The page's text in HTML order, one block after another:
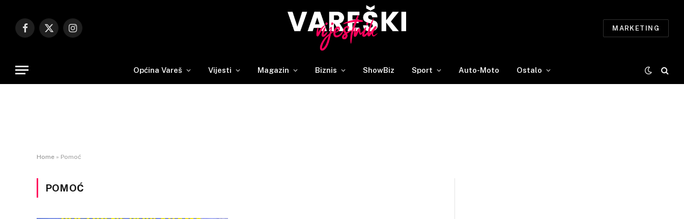
Facebook
X
Instagram
MARKETING
Općina Vareš Vijesti Magazin Biznis ShowBiz Sport Auto-Moto Ostalo
Home » Pomoć
POMOĆ